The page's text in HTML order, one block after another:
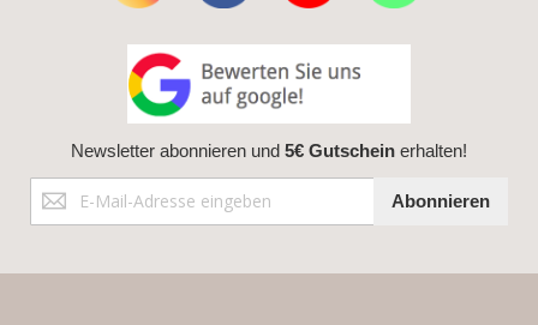
Newsletter abonnieren und 5€ Gutschein erhalten!
Anmeldung
zum
Abonnieren